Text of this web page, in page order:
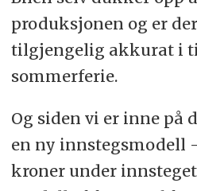
produksjonen og er
tilgjengelig akkurat i
sommerferie.
Og siden vi er inne på
en ny innstegsmodell
kroner under